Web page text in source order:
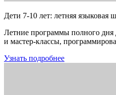
Дети 7-10 лет: летняя языковая
Летние программы полного дня
и мастер-классы,
Узнать подробнее